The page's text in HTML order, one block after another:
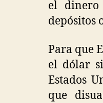
el
depósitos
Para que
el dólar
Estados
que